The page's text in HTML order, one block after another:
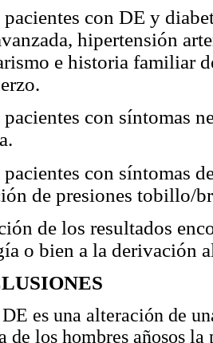
con DE y
hipertensión
e historia familiar
con síntomas
con síntomas
de presiones tobillo/
de los resultados
o bien a la derivación
es una alteración de
de los hombres añosos la